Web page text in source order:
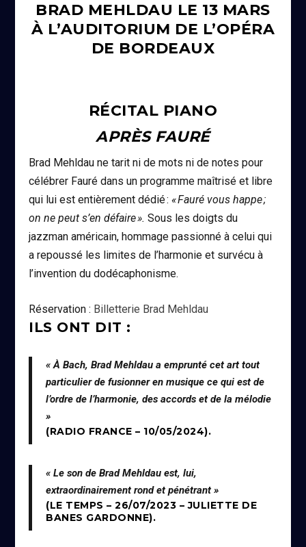
BRAD MEHLDAU LE 13 MARS
À L’AUDITORIUM DE L’OPÉRA
DE BORDEAUX
RÉCITAL PIANO
APRÈS FAURÉ
Brad Mehldau ne tarit ni de mots ni de notes pour
célébrer Fauré dans un programme maîtrisé et libre
qui lui est entièrement dédié :« Fauré vous happe ;
on ne peut s’en défaire ». Sous les doigts du
jazzman américain, hommage passionné à celui qui
a repoussé les limites de l’harmonie et survécu à
l’invention du dodécaphonisme.
Réservation : Billetterie Brad Mehldau
ILS ONT DIT :
« À Bach, Brad Mehldau a emprunté cet art tout
particulier de fusionner en musique ce qui est de
l’ordre de l’harmonie, des accords et de la mélodie
»
(RADIO FRANCE – 10/05/2024).
« Le son de Brad Mehldau est, lui,
extraordinairement rond et pénétrant »
(LE TEMPS – 26/07/2023 – JULIETTE DE
BANES GARDONNE).